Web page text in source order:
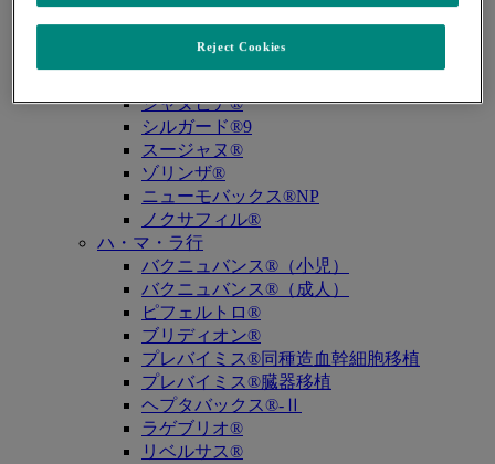
キュビシン®
ザバクサ®
ジャヌビア®
シルガード®9
スージャヌ®
ゾリンザ®
ニューモバックス®NP
ノクサフィル®
ハ・マ・ラ行
バクニュバンス®（小児）
バクニュバンス®（成人）
ピフェルトロ®
ブリディオン®
プレバイミス®同種造血幹細胞移植
プレバイミス®臓器移植
ヘプタバックス®-Ⅱ
ラゲブリオ®
リベルサス®
Reject Cookies